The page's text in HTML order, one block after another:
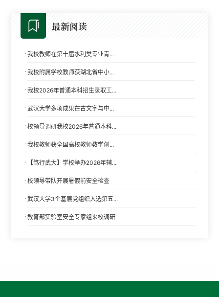
最新阅读
· 我校教师在第十届水利类专业青...
· 我校附属学校教师获湖北省中小...
· 我校2026年普通本科招生录取工...
· 武汉大学多项成果在古文字与中...
· 校领导调研我校2026年普通本科...
· 我校教师获全国高校教师教学创...
· 【笃行武大】学校举办2026年辅...
· 校领导带队开展暑假前安全检查
· 武汉大学3个基层党组织入选第五...
· 教育部实验室安全专家组来校调研